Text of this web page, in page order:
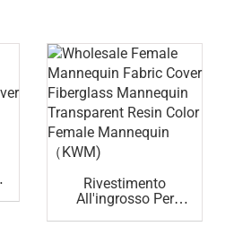
Rivestimento
All'ingrosso Per